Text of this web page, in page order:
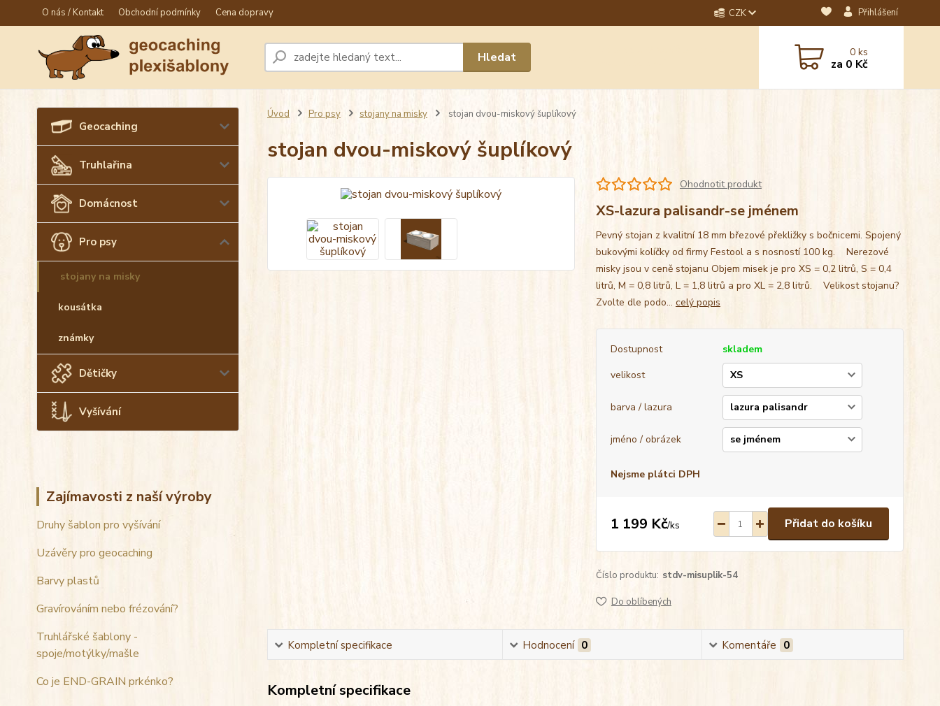
O nás / Kontakt Obchodní podmínky Cena dopravy CZK Přihlášení
Hledat 0ks
za 0 Kč
Geocaching
Truhlařina
Domácnost
Pro psy
stojany na misky
kousátka
známky
Dětičky
Vyšívání
Zajímavosti z naší výroby
Druhy šablon pro vyšívání
Uzávěry pro geocaching
Barvy plastů
Gravírováním nebo frézování?
Truhlářské šablony -
spoje/motýlky/mašle
Co je END-GRAIN prkénko?
Úvod Pro psy stojany na misky stojan dvou-miskový šuplíkový
stojan dvou-miskový šuplíkový
Ohodnotit produkt
XS-lazura palisandr-se jménem
Pevný stojan z kvalitní 18 mm březové překližky s bočnicemi. Spojený
bukovými kolíčky od firmy Festool a s nosností 100 kg. Nerezové
misky jsou v ceně stojanu Objem misek je pro XS = 0,2 litrů, S = 0,4
litrů, M = 0,8 litrů, L = 1,8 litrů a pro XL = 2,8 litrů. Velikost stojanu?
Zvolte dle podo... celý popis
Dostupnost
skladem
velikost
barva / lazura
jméno / obrázek
Nejsme plátci DPH
1 199 Kč/ks Přidat do košíku
Číslo produktu: stdv-misuplik-54
Do oblíbených
Kompletní specifikace Hodnocení 0 Komentáře 0
Kompletní specifikace